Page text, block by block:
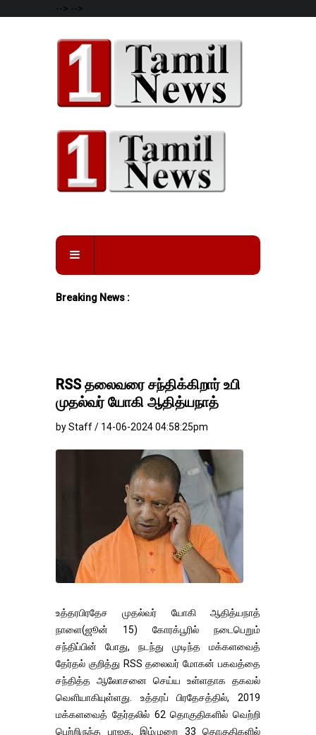
--> -->
Breaking News :
RSS தலைவரை சந்திக்கிறார் உபி
முதல்வர் யோகி ஆதித்யநாத்
by Staff / 14-06-2024 04:58:25pm
உத்தரபிரதேச முதல்வர் யோகி ஆதித்யநாத்
நாளை(ஜூன் 15) கோரக்பூரில் நடைபெறும்
சந்திப்பின் போது, நடந்து முடிந்த மக்களவைத்
தேர்தல் குறித்து RSS தலைவர் மோகன் பகவத்தை
சந்தித்த ஆலோசனை செய்ய உள்ளதாக தகவல்
வெளியாகியுள்ளது. உத்தரப் பிரதேசத்தில், 2019
மக்களவைத் தேர்தலில் 62 தொகுதிகளில் வெற்றி
பெற்றிருந்த பாஜக, இம்முறை 33 தொகுதிகளில்